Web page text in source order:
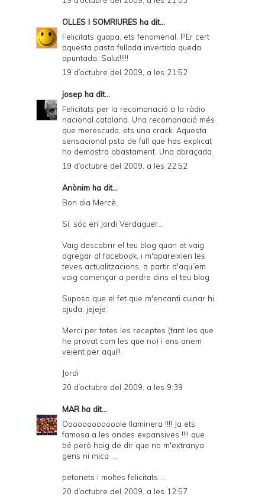
OLLES I SOMRIURES ha dit...
Felicitats guapa, ets fenomenal. PEr cert
aquesta pasta fullada invertida queda
apuntada. Salut!!!!!
19 d’octubre del 2009, a les 21:52
josep ha dit...
Felicitats per la recomanació a la ràdio
nacional catalana. Una recomanació més
que merescuda, ets una crack. Aquesta
sensacional psta de full que has explicat
ho demostra abastament. Una abraçada
19 d’octubre del 2009, a les 22:52
Anònim ha dit...
Bon dia Mercè,
Sí, sóc en Jordi Verdaguer...
Vaig descobrir el teu blog quan et vaig
agregar al facebook, i m'apareixien les
teves actualitzacions, a partir d'aqu´em
vaig començar a perdre dins el teu blog.
Suposo que el fet que m'encanti cuinar hi
ajuda, jejeje.
Merci per totes les receptes (tant les que
he provat com les que no) i ens anem
veient per aquí!!
Jordi
20 d’octubre del 2009, a les 9:39
MAR ha dit...
Oooooooooooole llaminera !!!! Ja ets
famosa a les ondes expansives !!!! que
bé però haig de dir que no m'extranya
gens ni mica ...
petonets i moltes felicitats ...
20 d’octubre del 2009, a les 12:57